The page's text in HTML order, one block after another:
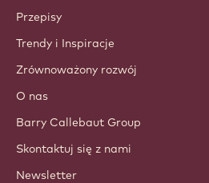
Callebaut
Przepisy
Trendy i Inspiracje
Zrównoważony rozwój
O nas
Barry Callebaut Group
Skontaktuj się z nami
Newsletter